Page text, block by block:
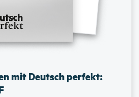
mit Deutsch perfekt: